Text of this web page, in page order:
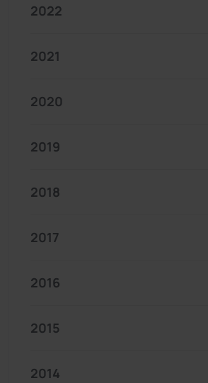
2022
2021
2020
2019
2018
2017
2016
2015
2014